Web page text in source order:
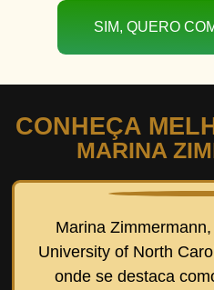
SIM, QUERO
CONHEÇA
MARINA
Marina
University of North
onde se destaca